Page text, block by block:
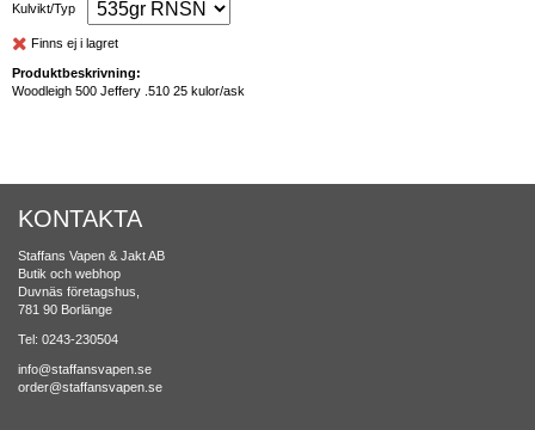
Kulvikt/Typ
Finns ej i lagret
Produktbeskrivning:
Woodleigh 500 Jeffery .510 25 kulor/ask
KONTAKTA
Staffans Vapen & Jakt AB
Butik och webhop
Duvnäs företagshus,
781 90 Borlänge
Tel: 0243-230504
info@staffansvapen.se
order@staffansvapen.se